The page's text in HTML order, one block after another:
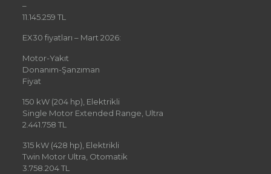
–
11.145.259 TL
EX30 fiyatları – Mart 2026:
Motor-Yakıt
Donanım-Şanzıman
Fiyat
150 kW (204 hp), Elektrikli
Single Motor Extended Range, Ultra
2.441.758 TL
315 kW (428 hp), Elektrikli
Twin Motor Ultra, Otomatik
3.758.204 TL